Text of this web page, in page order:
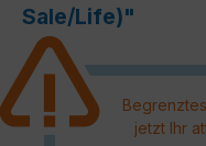
Sale/Life)"
jetzt Ihr